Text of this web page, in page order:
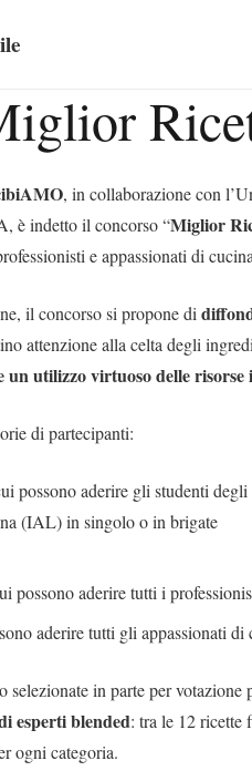
, in collaborazione con
è indetto il concorso “Miglior
e appassionati di
il concorso si propone di
attenzione alla celta degli
un utilizzo virtuoso delle
di partecipanti:
possono aderire gli studenti
(IAL) in singolo o in brigate
possono aderire tutti i
aderire tutti gli appassionati
selezionate in parte per votazione
esperti blended: tra le 12 ricette
ogni categoria.